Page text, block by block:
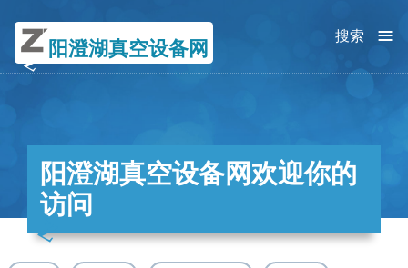
阳澄湖真空设备网 ≡
搜索
阳澄湖真空设备网欢迎你的
访问